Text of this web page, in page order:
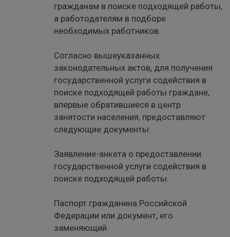
гражданам в поиске подходящей работы,
а работодателям в подборе
необходимых работников.
Согласно вышеуказанных
законодательных актов, для получения
государственной услуги содействия в
поиске подходящей работы граждане,
впервые обратившиеся в центр
занятости населения, предоставляют
следующие документы:
Заявление-анкета о предоставлении
государственной услуги содействия в
поиске подходящей работы.
Паспорт гражданина Российской
Федерации или документ, его
заменяющий.